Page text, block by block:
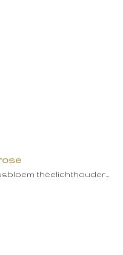
theelichthouder…